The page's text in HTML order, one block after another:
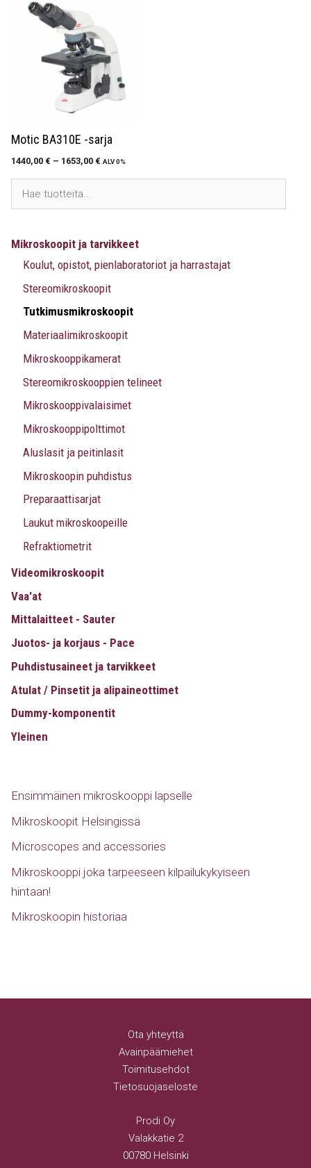
Motic BA310E -sarja
1440,00 € – 1653,00 € ALV 0%
Mikroskoopit ja tarvikkeet
Koulut, opistot, pienlaboratoriot ja harrastajat
Stereomikroskoopit
Tutkimusmikroskoopit
Materiaalimikroskoopit
Mikroskooppikamerat
Stereomikroskooppien telineet
Mikroskooppivalaisimet
Mikroskooppipolttimot
Aluslasit ja peitinlasit
Mikroskoopin puhdistus
Preparaattisarjat
Laukut mikroskoopeille
Refraktiometrit
Videomikroskoopit
Vaa'at
Mittalaitteet - Sauter
Juotos- ja korjaus - Pace
Puhdistusaineet ja tarvikkeet
Atulat / Pinsetit ja alipaineottimet
Dummy-komponentit
Yleinen
Ensimmäinen mikroskooppi lapselle
Mikroskoopit Helsingissä
Microscopes and accessories
Mikroskooppi joka tarpeeseen kilpailukykyiseen
hintaan!
Mikroskoopin historiaa
Ota yhteyttä
Avainpäämiehet
Toimitusehdot
Tietosuojaseloste
Prodi Oy
Valakkatie 2
00780 Helsinki